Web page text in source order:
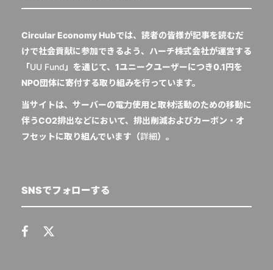
Circular Economy Hubでは、読者の皆様が記事を読むだ
けで社会貢献に参加できるよう、ハーチ株式会社が運営する
「UU Fund 」を通じて、1ユニークユーザーにつき0.1円を
NPO団体に寄付する取り組みを行っています。
当サイトは、サーバーの電力使用と取材活動のための移動に
伴うCO2排出などにおいて、排出削減およびカーボン・オ
フセットに取り組んでいます（詳細）。
SNSでフォローする